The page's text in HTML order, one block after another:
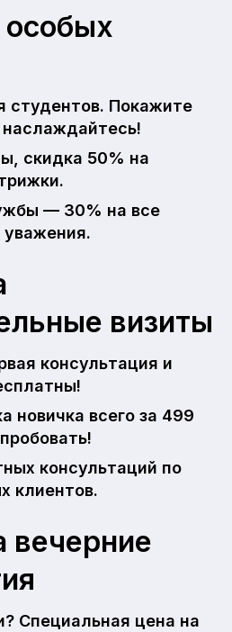
особых
студентов. Покажите
скидка 50% на
— 30% на все
уважения.
визиты
консультация и
новичка всего за 499
консультаций по
клиентов.
Специальная цена на